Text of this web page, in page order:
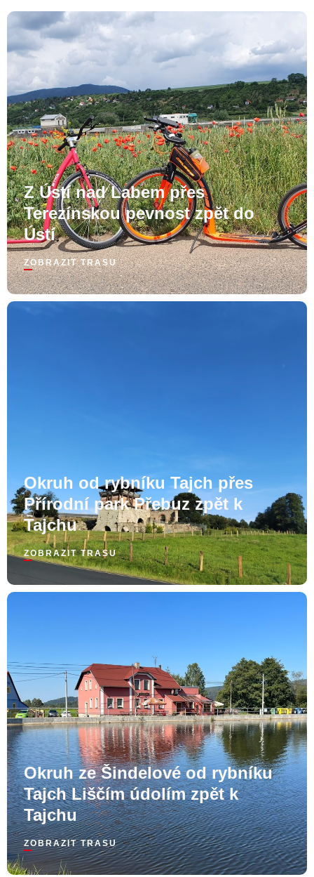
Z Ústí nad Labem přes
Terezínskou pevnost zpět do
Ústí
ZOBRAZIT TRASU
Okruh od rybníku Tajch přes
Přírodní park Přebuz zpět k
Tajchu
ZOBRAZIT TRASU
Okruh ze Šindelové od rybníku
Tajch Liščím údolím zpět k
Tajchu
ZOBRAZIT TRASU